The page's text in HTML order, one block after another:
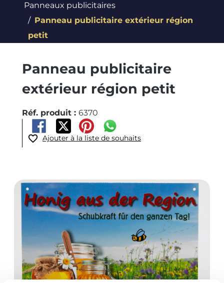
Panneaux publicitaires
Panneau publicitaire extérieur région
petit
Panneau publicitaire
extérieur région petit
Réf. produit : 6370
Ajouter à la liste de souhaits
Ignorer la galerie d'images